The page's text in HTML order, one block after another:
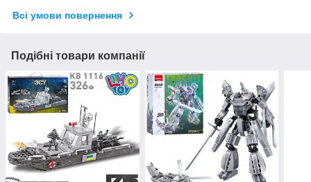
Всі умови повернення
Подібні товари компанії